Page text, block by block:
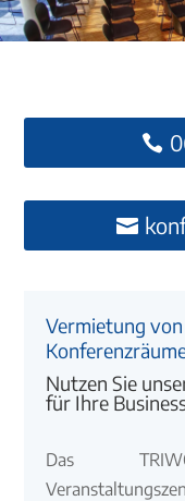
Vermietung
Nutzen Sie
für Ihre
Das